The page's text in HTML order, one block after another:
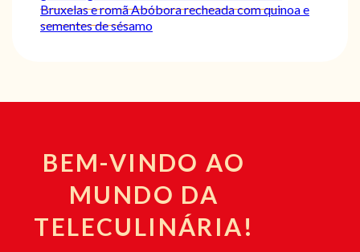
Bruxelas e romãAbóbora recheada com quinoa e
sementes de sésamo
BEM-VINDO AO
MUNDO DA
TELECULINÁRIA!